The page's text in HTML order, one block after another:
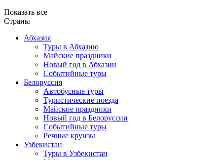
Показать все
Страны
Абхазия
Туры в Абхазию
Майские праздники
Новый год в Абхазии
Событийные туры
Белоруссия
Автобусные туры
Туристические поезда
Майские праздники
Новый год в Белоруссии
Событийные туры
Речные круизы
Узбекистан
Туры в Узбекистан